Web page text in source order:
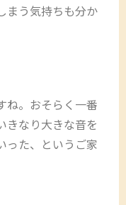
まう気持ちも分か
ね。おそらく一番
きなり大きな音を
った、というご家